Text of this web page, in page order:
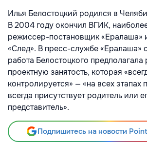
Илья Белостоцкий родился в
В 2004 году окончил ВГИК,
режиссер-постановщик «Ералаша»
«След». В пресс-службе «Ералаша»
работа Белостоцкого
проектную занятость, которая
контролируется» — «на всех этапах
всегда присутствует родитель или
представитель».
Подпишитесь на новости